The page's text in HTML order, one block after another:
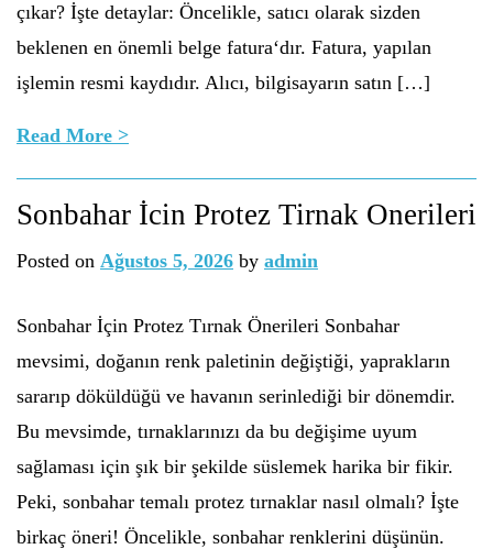
çıkar? İşte detaylar: Öncelikle, satıcı olarak sizden
beklenen en önemli belge fatura‘dır. Fatura, yapılan
işlemin resmi kaydıdır. Alıcı, bilgisayarın satın […]
Read More >
Sonbahar İcin Protez Tirnak Onerileri
Posted on Ağustos 5, 2026 by admin
Sonbahar İçin Protez Tırnak Önerileri Sonbahar
mevsimi, doğanın renk paletinin değiştiği, yaprakların
sararıp döküldüğü ve havanın serinlediği bir dönemdir.
Bu mevsimde, tırnaklarınızı da bu değişime uyum
sağlaması için şık bir şekilde süslemek harika bir fikir.
Peki, sonbahar temalı protez tırnaklar nasıl olmalı? İşte
birkaç öneri! Öncelikle, sonbahar renklerini düşünün.